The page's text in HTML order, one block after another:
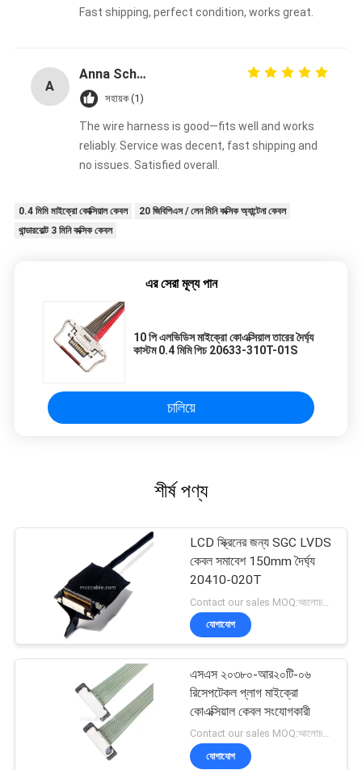
Fast shipping, perfect condition, works great.
A
Anna Schmidt
সহায়ক (1)
The wire harness is good—fits well and works
reliably. Service was decent, fast shipping and
no issues. Satisfied overall.
0.4 মিমি মাইক্রো কোক্সিয়াল কেবল
20 জিবিপিএস / লেন মিনি কক্সিক অ্যান্টেনা কেবল
থান্ডারবোল্ট 3 মিনি কক্সিক কেবল
এর সেরা মূল্য পান
10 পি এলভিডিস মাইক্রো কোএক্সিয়াল তারের দৈর্ঘ্য
কাস্টম 0.4 মিমি পিচ 20633-310T-01S
চালিয়ে
শীর্ষ পণ্য
LCD স্ক্রিনের জন্য SGC LVDS
কেবল সমাবেশ 150mm দৈর্ঘ্য
20410-020T
যোগাযোগ
এসএস ২০৩৮০-আর২০টি-০৬
রিসেপটেকল প্লাগ মাইক্রো
কোএক্সিয়াল কেবল সংযোগকারী
Contact our sales MOQ:আলোচনাযোগ্য
যোগাযোগ